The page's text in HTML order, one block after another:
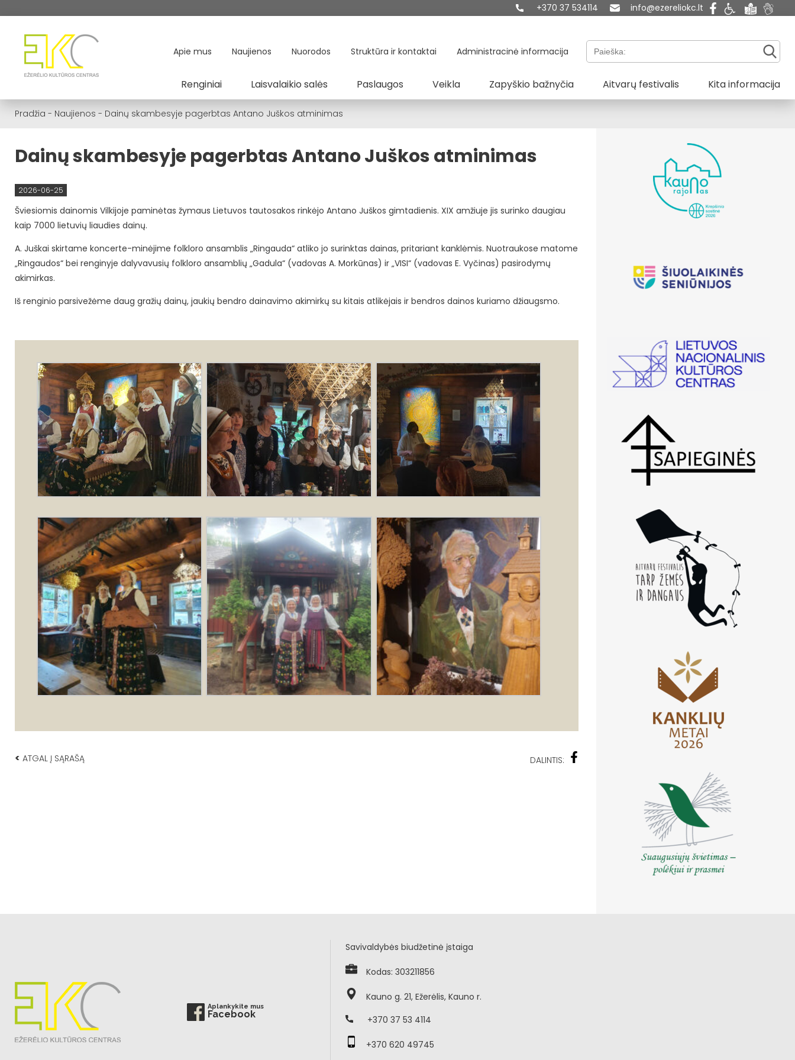
+370 37 534114 info@ezereliokc.lt
Apie mus Naujienos Nuorodos Struktūra ir kontaktai Administracinė informacija Paieška:
Renginiai Laisvalaikio salės Paslaugos Veikla Zapyškio bažnyčia Aitvarų festivalis Kita informacija
Pradžia - Naujienos - Dainų skambesyje pagerbtas Antano Juškos atminimas
Dainų skambesyje pagerbtas Antano Juškos atminimas
2026-06-25
Šviesiomis dainomis Vilkijoje paminėtas žymaus Lietuvos tautosakos rinkėjo Antano Juškos gimtadienis. XIX amžiuje jis surinko daugiau
kaip 7000 lietuvių liaudies dainų.
A. Juškai skirtame koncerte-minėjime folkloro ansamblis „Ringauda“ atliko jo surinktas dainas, pritariant kanklėmis. Nuotraukose matome
„Ringaudos“ bei renginyje dalyvavusių folkloro ansamblių „Gadula“ (vadovas A. Morkūnas) ir „VISI“ (vadovas E. Vyčinas) pasirodymų
akimirkas.
Iš renginio parsivežėme daug gražių dainų, jaukių bendro dainavimo akimirkų su kitais atlikėjais ir bendros dainos kuriamo džiaugsmo.
< ATGAL Į SĄRAŠĄ DALINTIS:
Aplankykite mus
Facebook
Savivaldybės biudžetinė įstaiga
Kodas: 303211856
Kauno g. 21, Ežerėlis, Kauno r.
+370 37 53 4114
+370 620 49745